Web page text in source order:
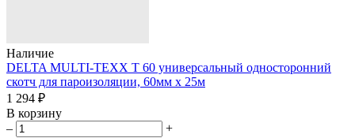
Наличие
DELTA MULTI-TEXX T 60 универсальный односторонний
скотч для пароизоляции, 60мм х 25м
1 294 ₽
В корзину
–
+